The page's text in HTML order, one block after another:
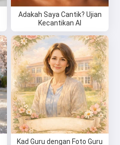
Adakah Saya Cantik? Ujian
Kecantikan AI
Kad Guru dengan Foto Guru